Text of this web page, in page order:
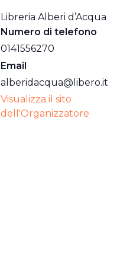
Libreria Alberi d’Acqua
Numero di telefono
0141556270
Email
alberidacqua@libero.it
Visualizza il sito
dell'Organizzatore